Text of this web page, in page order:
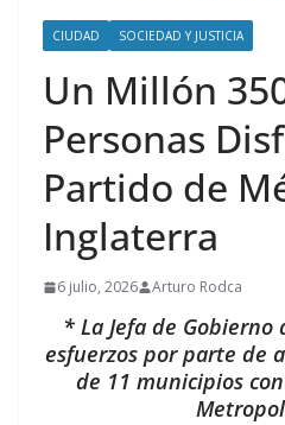
CIUDAD SOCIEDAD Y JUSTICIA
Un Millón
Personas
Partido de
Inglaterra
6 julio, 2026 Arturo Rodca
* La Jefa de Gobierno
esfuerzos por parte de
de 11 municipios